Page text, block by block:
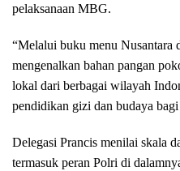
pelaksanaan MBG.
“Melalui buku menu Nusantara
mengenalkan bahan pangan
lokal dari berbagai wilayah
pendidikan gizi dan budaya
Delegasi Prancis menilai skala
termasuk peran Polri di